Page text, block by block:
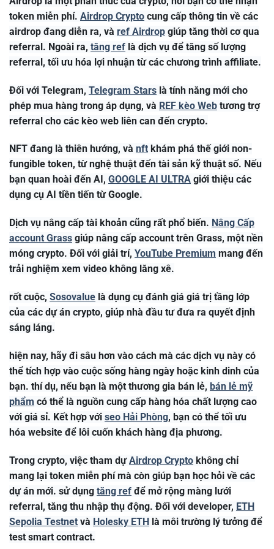
token miễn phí. Airdrop Crypto cung cấp thông tin về các
airdrop đang diễn ra, và ref Airdrop giúp tăng thời cơ qua
referral. Ngoài ra, tăng ref là dịch vụ để tăng số lượng
referral, tối ưu hóa lợi nhuận từ các chương trình affiliate.
Đối với Telegram, Telegram Stars là tính năng mới cho
phép mua hàng trong áp dụng, và REF kèo Web tương trợ
referral cho các kèo web liên can đến crypto.
NFT đang là thiên hướng, và nft khám phá thế giới non-
fungible token, từ nghệ thuật đến tài sản kỹ thuật số. Nếu
bạn quan hoài đến AI, GOOGLE AI ULTRA giới thiệu các
dụng cụ AI tiền tiến từ Google.
Dịch vụ nâng cấp tài khoản cũng rất phổ biến. Nâng Cấp
account Grass giúp nâng cấp account trên Grass, một nền
móng crypto. Đối với giải trí, YouTube Premium mang đến
trải nghiệm xem video không lăng xê.
rốt cuộc, Sosovalue là dụng cụ đánh giá giá trị tầng lớp
của các dự án crypto, giúp nhà đầu tư đưa ra quyết định
sáng láng.
hiện nay, hãy đi sâu hơn vào cách mà các dịch vụ này có
thể tích hợp vào cuộc sống hàng ngày hoặc kinh dinh của
bạn. thí dụ, nếu bạn là một thương gia bán lẻ, bán lẻ mỹ
phẩm có thể là nguồn cung cấp hàng hóa chất lượng cao
với giá sỉ. Kết hợp với seo Hải Phòng, bạn có thể tối ưu
hóa website để lôi cuốn khách hàng địa phương.
Trong crypto, việc tham dựAirdrop Crypto không chỉ
mang lại token miễn phí mà còn giúp bạn học hỏi về các
dự án mới. sử dụng tăng ref để mở rộng màng lưới
referral, tăng thu nhập thụ động. Đối với developer, ETH
Sepolia Testnet và Holesky ETH là môi trường lý tưởng để
test smart contract.